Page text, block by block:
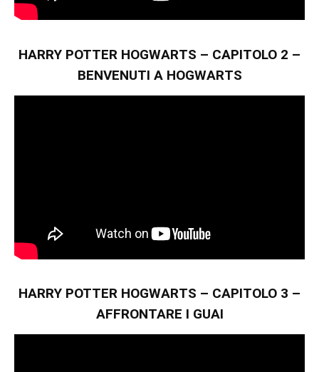
HARRY POTTER HOGWARTS – CAPITOLO 2 –
BENVENUTI A HOGWARTS
HARRY POTTER HOGWARTS – CAPITOLO 3 –
AFFRONTARE I GUAI